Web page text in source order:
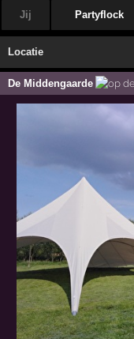
Jij Partyflock
Locatie
De Middengaarde